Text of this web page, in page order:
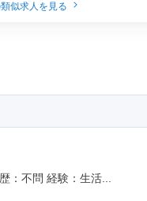
似求人を見る
：不問 経験：生活...